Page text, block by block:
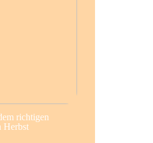
richtigen
Herbst